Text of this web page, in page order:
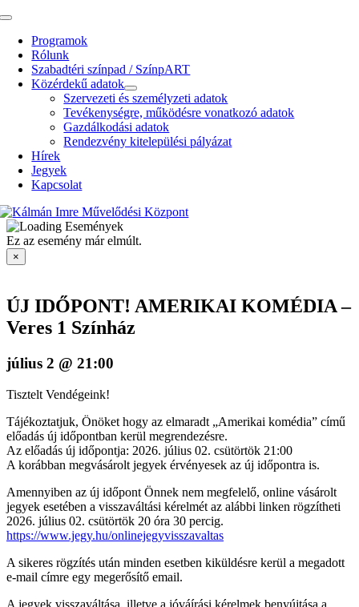
Kihagyás
Toggle
NavigationProgramok
Rólunk
Szabadtéri színpad / SzínpART
Közérdekű adatok
Szervezeti és személyzeti adatok
Tevékenységre, működésre vonatkozó adatok
Gazdálkodási adatok
Rendezvény kitelepülési pályázat
Hírek
Jegyek
Kapcsolat
Ez az esemény már elmúlt.
×
ÚJ IDŐPONT! AMERIKAI KOMÉDIA –
Veres 1 Színház
július 2 @ 21:00
Tisztelt Vendégeink!
Tájékoztatjuk, Önöket hogy az elmaradt „Amerikai komédia” című
előadás új időpontban kerül megrendezésre.
Az előadás új időpontja: 2026. július 02. csütörtök 21:00
A korábban megvásárolt jegyek érvényesek az új időpontra is.
Amennyiben az új időpont Önnek nem megfelelő, online vásárolt
jegyek esetében a visszaváltási kérelmét az alábbi linken rögzítheti
2026. július 02. csütörtök 20 óra 30 percig.
https://www.jegy.hu/onlinejegyvisszavaltas
A sikeres rögzítés után minden esetben kiküldésre kerül a megadott
e-mail címre egy megerősítő email.
A jegyek visszaváltása, illetve a jóváírási kérelmek benyújtása a